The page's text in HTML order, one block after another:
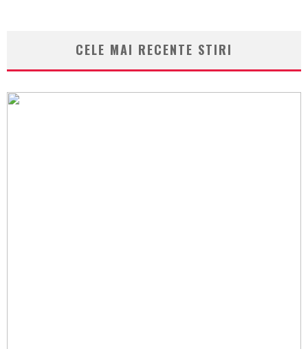
CELE MAI RECENTE STIRI